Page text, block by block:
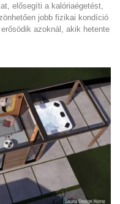
elősegíti a kalóriaégetést,
jobb fizikai kondíció
azoknál, akik hetente